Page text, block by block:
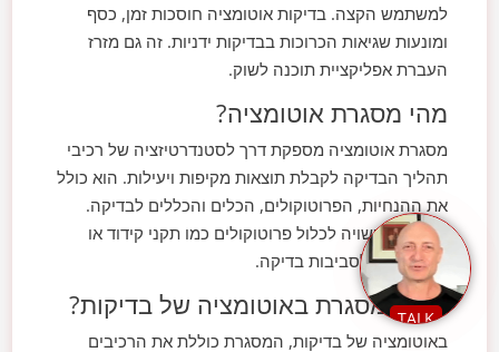
למשתמש הקצה. בדיקות אוטומציה חוסכות זמן, כסף
ומונעות שגיאות הכרוכות בבדיקות ידניות. זה גם מזרז
העברת אפליקציית תוכנה לשוק.
מהי מסגרת אוטומציה?
מסגרת אוטומציה מספקת דרך לסטנדרטיזציה של רכיבי
תהליך הבדיקה לקבלת תוצאות מקיפות ויעילות. הוא כולל
את ההנחיות, הפרוטוקולים, הכלים והכללים לבדיקה.
המסגרת עשויה לכלול פרוטוקולים כמו תקני קידוד או
ניהול גישה לסביבות בדיקה.
מהי המסגרת באוטומציה של בדיקות?
באוטומציה של בדיקות, המסגרת כוללת את הרכיבים
TALK